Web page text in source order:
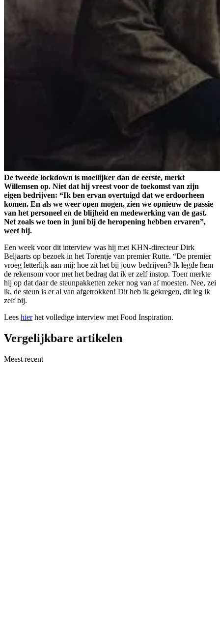
De tweede lockdown is moeilijker dan de eerste, merkt
Willemsen op. Niet dat hij vreest voor de toekomst van zijn
eigen bedrijven: “Ik ben ervan overtuigd dat we erdoorheen
komen. En als we weer open mogen, zien we opnieuw de passie
van het personeel en de blijheid en medewerking van de gast.
Net zoals we toen in juni bij de heropening hebben ervaren”,
weet hij.
Een week voor dit interview was hij met KHN-directeur Dirk
Beljaarts op bezoek in het Torentje van premier Rutte. “De premier
vroeg letterlijk aan mij: hoe zit het bij jouw bedrijven? Ik legde hem
de rekensom voor met het bedrag dat ik er zelf instop. Toen merkte
hij op dat daar de steunpakketten zeker nog van af moesten. Nee, zei
ik, de steun is er al van afgetrokken! Dit heb ik gekregen, dit leg ik
zelf bij.
Lees hierhet volledige interview met Food Inspiration.
Vergelijkbare artikelen
Meest recent